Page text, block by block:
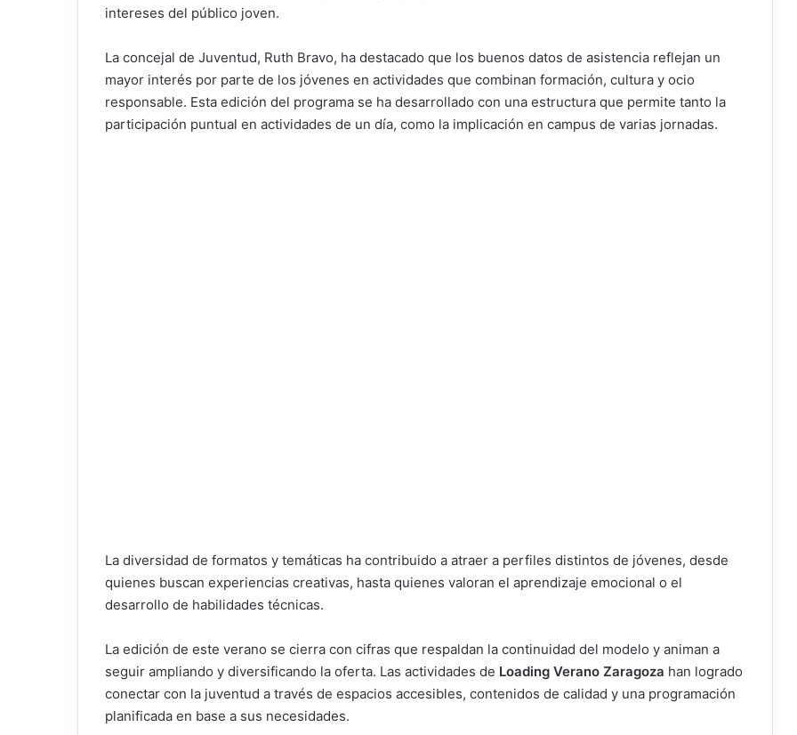
intereses del público joven.
La concejal de Juventud, Ruth Bravo, ha destacado que los buenos datos de asistencia reflejan un
mayor interés por parte de los jóvenes en actividades que combinan formación, cultura y ocio
responsable. Esta edición del programa se ha desarrollado con una estructura que permite tanto la
participación puntual en actividades de un día, como la implicación en campus de varias jornadas.
La diversidad de formatos y temáticas ha contribuido a atraer a perfiles distintos de jóvenes, desde
quienes buscan experiencias creativas, hasta quienes valoran el aprendizaje emocional o el
desarrollo de habilidades técnicas.
La edición de este verano se cierra con cifras que respaldan la continuidad del modelo y animan a
seguir ampliando y diversificando la oferta. Las actividades de Loading Verano Zaragoza han logrado
conectar con la juventud a través de espacios accesibles, contenidos de calidad y una programación
planificada en base a sus necesidades.